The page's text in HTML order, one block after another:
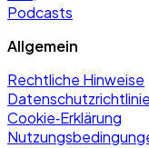
Podcasts
Allgemein
Rechtliche Hinweise
Datenschutzrichtlinie
Cookie‑Erklärung